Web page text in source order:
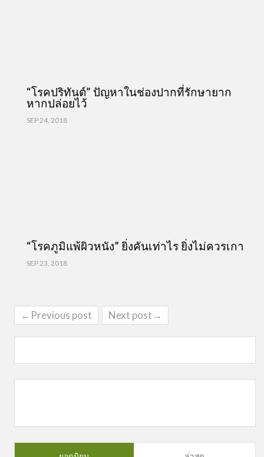
“โรคปริทันต์” ปัญหาในช่องปากที่รักษายาก
หากปล่อยไว้
SEP 24, 2018
“โรคภูมิแพ้ผิวหนัง” ยิ่งคันเท่าไร ยิ่งไม่ควรเกา
SEP 23, 2018
←Previous post Next post→